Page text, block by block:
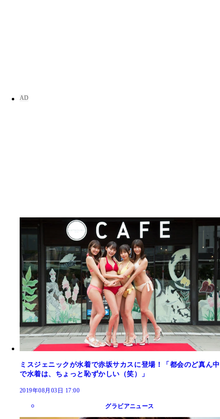
ミスジェニックが水着で赤坂サカスに登場！「都会のど真ん中
で水着は、ちょっと恥ずかしい（笑）」
2019年08月03日 17:00
グラビアニュース